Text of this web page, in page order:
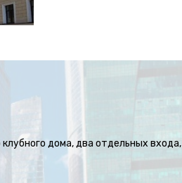
дома, два отдельных входа,